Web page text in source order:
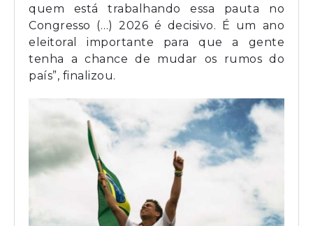
quem está trabalhando essa pauta no
Congresso (…) 2026 é decisivo. É um ano
eleitoral importante para que a gente
tenha a chance de mudar os rumos do
país”, finalizou.